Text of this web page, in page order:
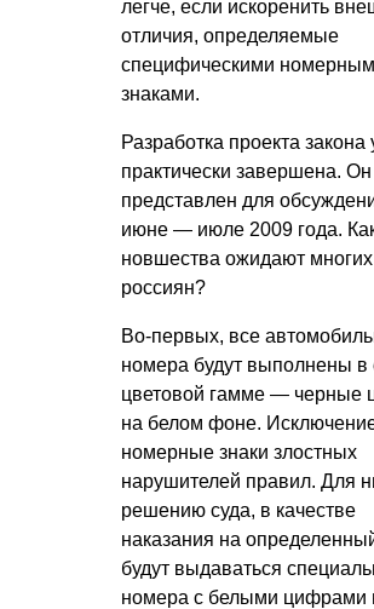
легче, если искоренить
отличия, определяемые
специфическими
знаками.
Разработка проекта закона
практически завершена. Он
представлен для
июне — июле 2009 года.
новшества ожидают многих
россиян?
Во-первых, все
номера будут выполнены в
цветовой гамме — черные
на белом фоне.
номерные знаки злостных
нарушителей правил. Для
решению суда, в качестве
наказания на
будут выдаваться
номера с белыми цифрами